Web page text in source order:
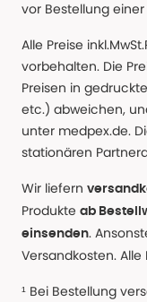
vor Bestellung
Alle Preise
vorbehalten. Die
Preisen in
etc.) abweichen,
unter medpex.de.
stationären
Wir liefern
Produkte ab
einsenden.
Versandkosten. Alle
¹ Bei Bestellung